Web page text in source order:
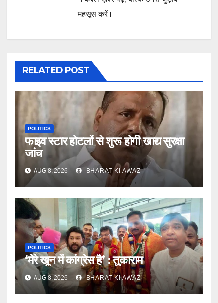
महसूस करें।
RELATED POST
POLITICS
फाइव स्टार होटलों से शुरू होगी खाद्य सुरक्षा
जांच
AUG 8, 2026 BHARAT KI AWAZ
POLITICS
‘मेरे खून में कांग्रेस है’ : तुकाराम
AUG 8, 2026 BHARAT KI AWAZ